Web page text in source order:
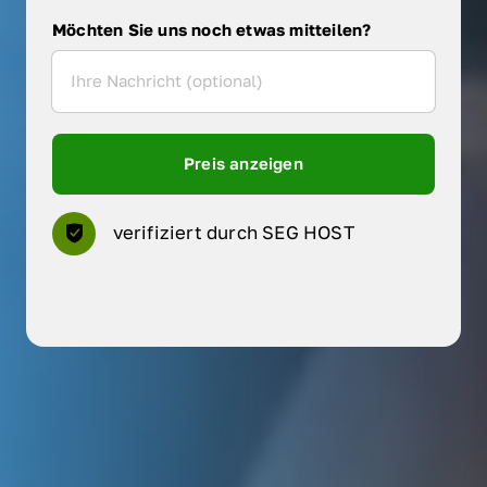
Möchten Sie uns noch etwas mitteilen?
Preis anzeigen
verifiziert durch SEG HOST